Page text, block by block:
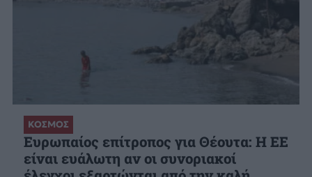
ΚΟΣΜΟΣ
Ευρωπαίος επίτροπος για Θέουτα: Η ΕΕ
είναι ευάλωτη αν οι συνοριακοί